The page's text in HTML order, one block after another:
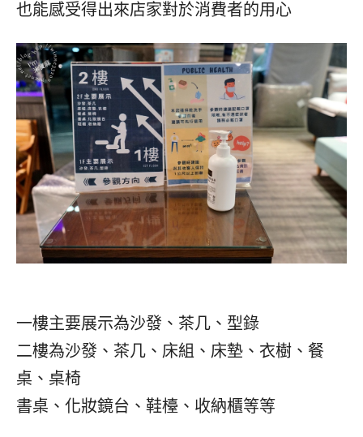
也能感受得出來店家對於消費者的用心
一樓主要展示為沙發、茶几、型錄
二樓為沙發、茶几、床組、床墊、衣樹、餐
桌、桌椅
書桌、化妝鏡台、鞋檯、收納櫃等等